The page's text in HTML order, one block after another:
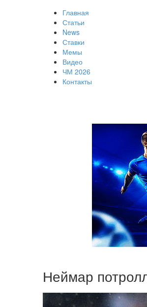
Главная
Статьи
News
Ставки
Мемы
Видео
ЧМ 2026
Контакты
Неймар